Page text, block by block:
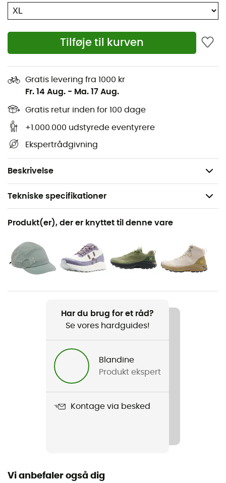
Tilføje til kurven
Gratis levering fra 1000 kr
Fr. 14 Aug. - Ma. 17 Aug.
Gratis retur inden for 100 dage
+1.000.000 udstyrede eventyrere
Ekspertrådgivning
Beskrivelse
Ekstremt let og holdbar
Stof imprægneret med titandioxid tilbyder UPF-
beskyttelse: SPF 50+
Åben ventilation under armene
Tommelfingerhuller
Elastisk hætte med foldbar lomme
Reflekterende detaljer
Standard pasform
Vægt: 186 g
Tekniske specifikationer
Anbefales til
Vandreture / Klatring / Trail / Trekking / Fast hiking
Køn
Herre
Vægt
L.I.M Sunpack Hoodie
Ærmer
Produkt(er), der er knyttet til denne vare
Har du brug for et råd?
Se vores hardguides!
Blandine
Produkt ekspert
Kontage via besked
Vi anbefaler også dig